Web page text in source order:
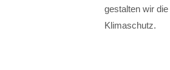
gestalten wir
Klimaschutz.